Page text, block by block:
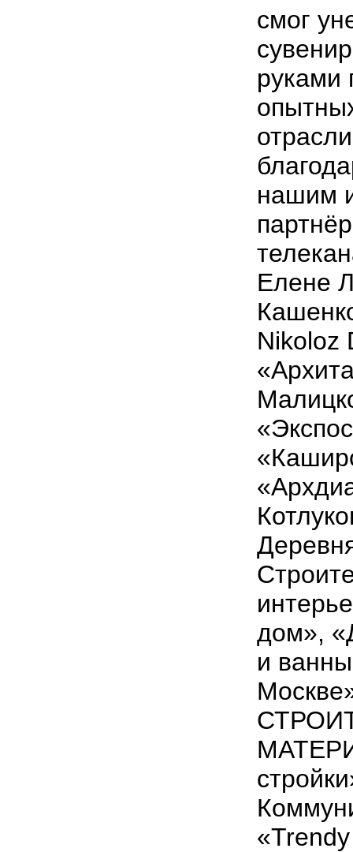
смог
руками
нашим
Елене
Nikoloz
дом»,
и